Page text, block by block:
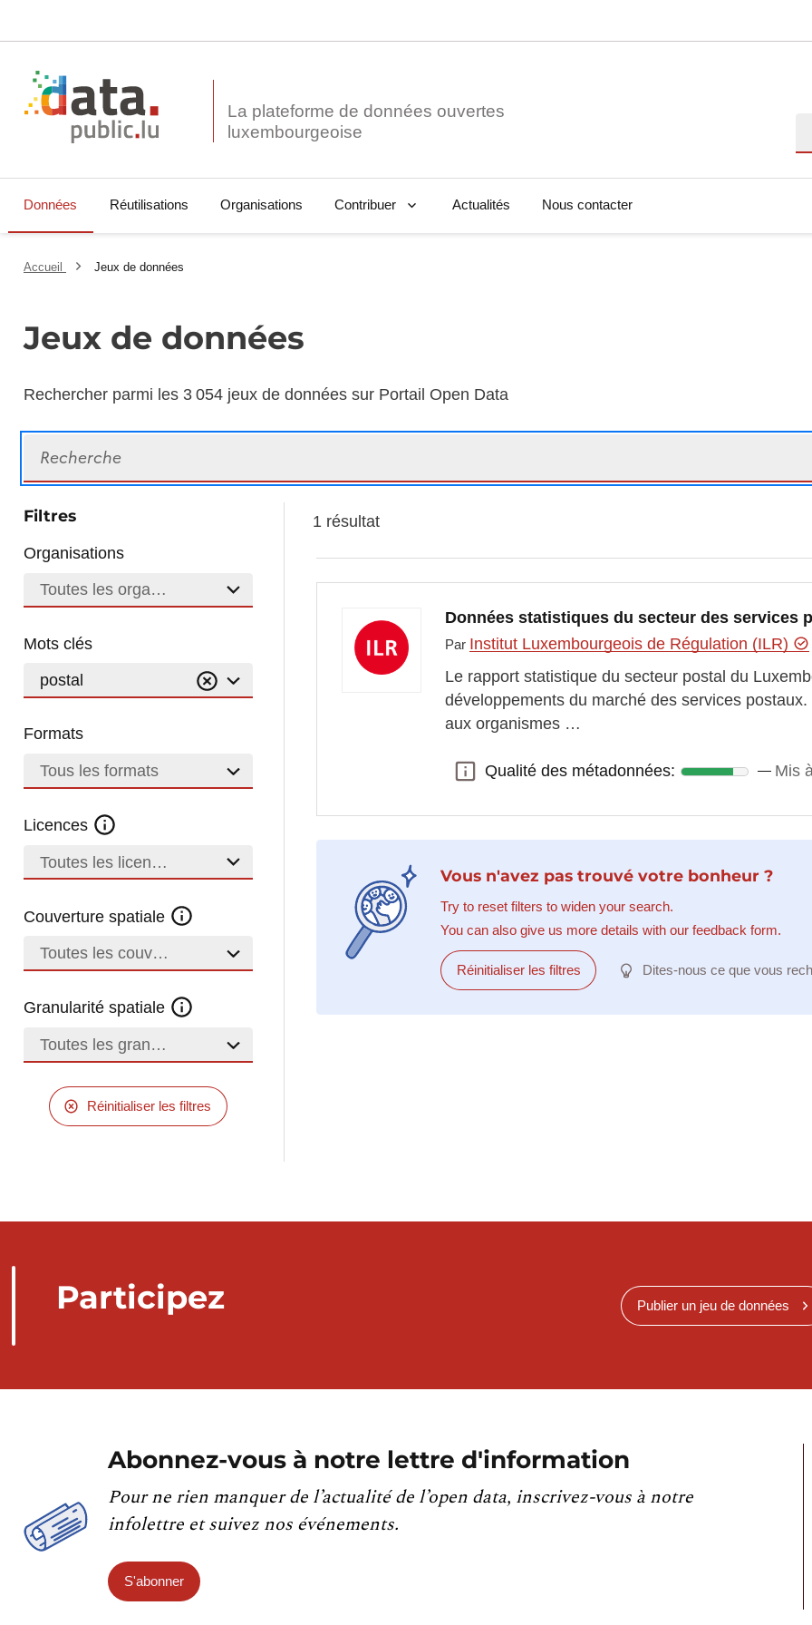
La plateforme de données ouvertes
Données Réutilisations Organisations Contribuer Actualités Nous contacter
Accueil Jeux de données
Jeux de données
Rechercher parmi les 3 054 jeux de données sur Portail Open Data
Filtres
Organisations
Toutes les organisations
Mots clés
postal
Formats
Tous les formats
Licences
Toutes les licences
Couverture spatiale
Toutes les couvertures
Granularité spatiale
Toutes les granularités
Réinitialiser les filtres
1 résultat
Données statistiques du secteur des services
Par Institut Luxembourgeois de Régulation (ILR)
Le rapport statistique du secteur postal du
développements du marché des services
aux organismes …
Qualité des métadonnées:
Qualité des métadonnées: Mis
Vous n'avez pas trouvé votre bonheur ?
Try to reset filters to widen your search.
You can also give us more details with our feedback form.
Réinitialiser les filtres Dites-nous ce que vous
Participez Publier un jeu de données
Abonnez-vous à notre lettre d'information
Pour ne rien manquer de l’actualité de l’open data, inscrivez-vous à notre
infolettre et suivez nos événements.
S'abonner